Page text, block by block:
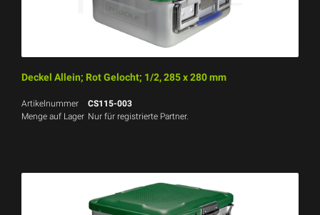
Deckel Allein; Rot Gelocht; 1/2, 285 x 280 mm
Artikelnummer
CS115-003
Menge auf Lager Nur für registrierte Partner.